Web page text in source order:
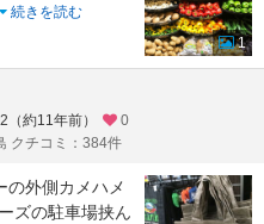
続きを読む
1
約11年前）
0
クチコミ：384件
の外側カメハメ
ズの駐車場挟ん